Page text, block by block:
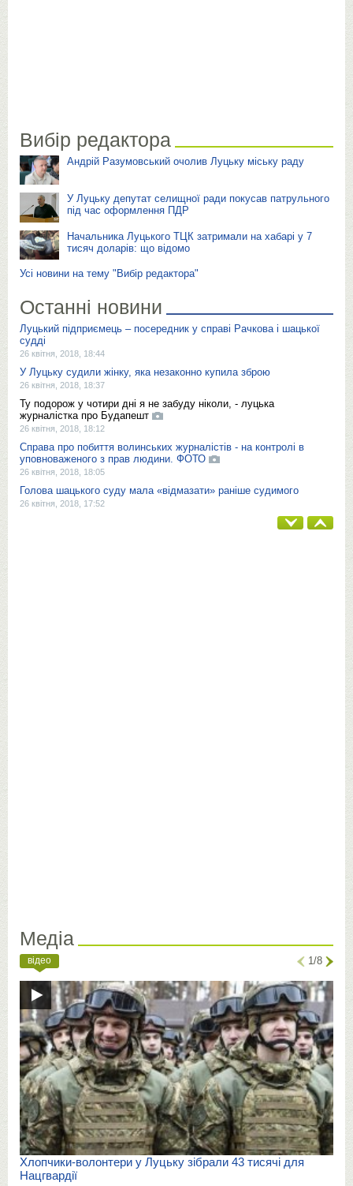
Вибір редактора
Андрій Разумовський очолив Луцьку міську раду
У Луцьку депутат селищної ради покусав патрульного
під час оформлення ПДР
Начальника Луцького ТЦК затримали на хабарі у 7
тисяч доларів: що відомо
Усі новини на тему "Вибір редактора"
Останні новини
Луцький підприємець – посередник у справі Рачкова і шацької
судді
26 квітня, 2018, 18:44
У Луцьку судили жінку, яка незаконно купила зброю
26 квітня, 2018, 18:37
Ту подорож у чотири дні я не забуду ніколи, - луцька
журналістка про Будапешт
26 квітня, 2018, 18:12
Справа про побиття волинських журналістів - на контролі в
уповноваженого з прав людини. ФОТО
26 квітня, 2018, 18:05
Голова шацького суду мала «відмазати» раніше судимого
26 квітня, 2018, 17:52
Медіа
відео 1/8
Хлопчики-волонтери у Луцьку зібрали 43 тисячі для
Нацгвардії